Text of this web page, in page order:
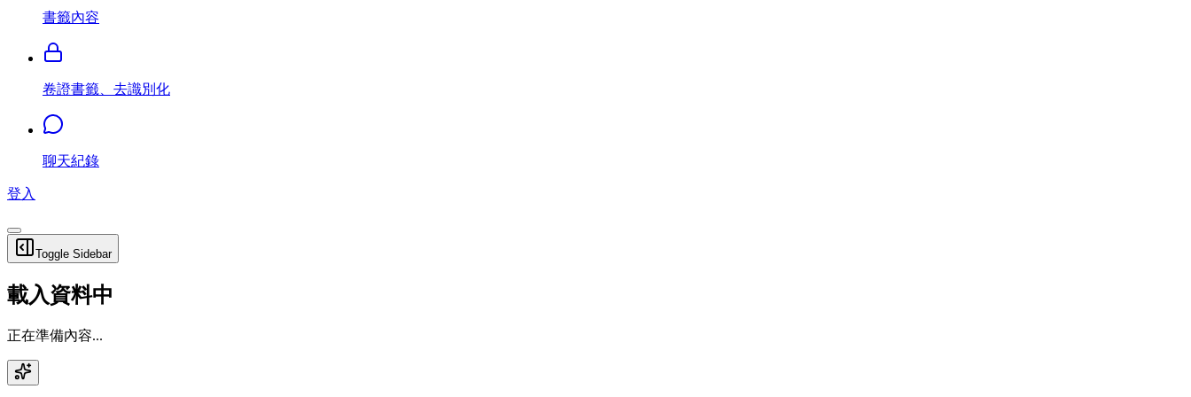
書籤內容
卷證書籤、去識別化
聊天紀錄
登入
Toggle Sidebar
載入資料中
正在準備內容...